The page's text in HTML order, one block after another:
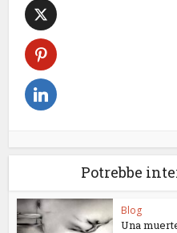
Potrebbe
Blog
Una